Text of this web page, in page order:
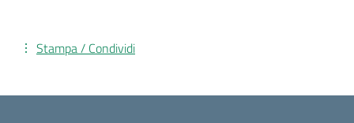
Stampa / Condividi